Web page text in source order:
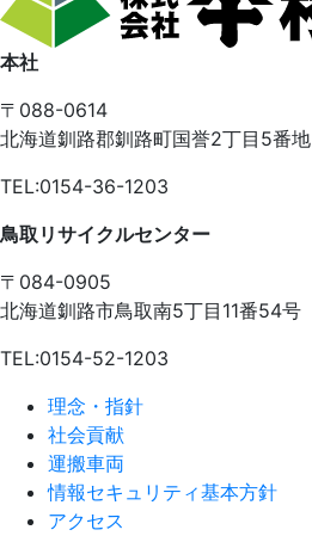
本社
〒088-0614
北海道釧路郡釧路町国誉2丁目5番地
TEL:0154-36-1203
鳥取リサイクルセンター
〒084-0905
北海道釧路市鳥取南5丁目11番54号
TEL:0154-52-1203
理念・指針
社会貢献
運搬車両
情報セキュリティ基本方針
アクセス